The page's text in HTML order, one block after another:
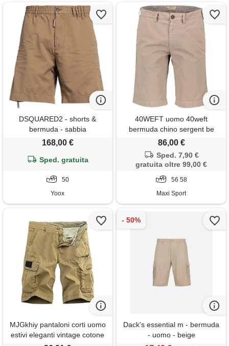
DSQUARED2 - shorts &
bermuda - sabbia
168,00 €
Sped. gratuita
50
Yoox
40WEFT uomo 40weft
bermuda chino sergent be
86,00 €
Sped. 7,90 €
gratuita oltre 99,00 €
56 58
Maxi Sport
MJGkhiy pantaloni corti uomo
estivi eleganti vintage cotone
Dack's essential m - bermuda
- uomo - beige